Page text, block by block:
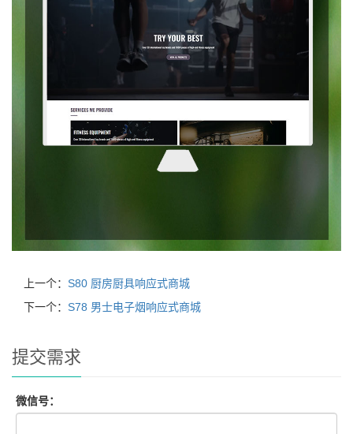
上一个： S80 厨房厨具响应式商城
下一个： S78 男士电子烟响应式商城
提交需求
微信号：